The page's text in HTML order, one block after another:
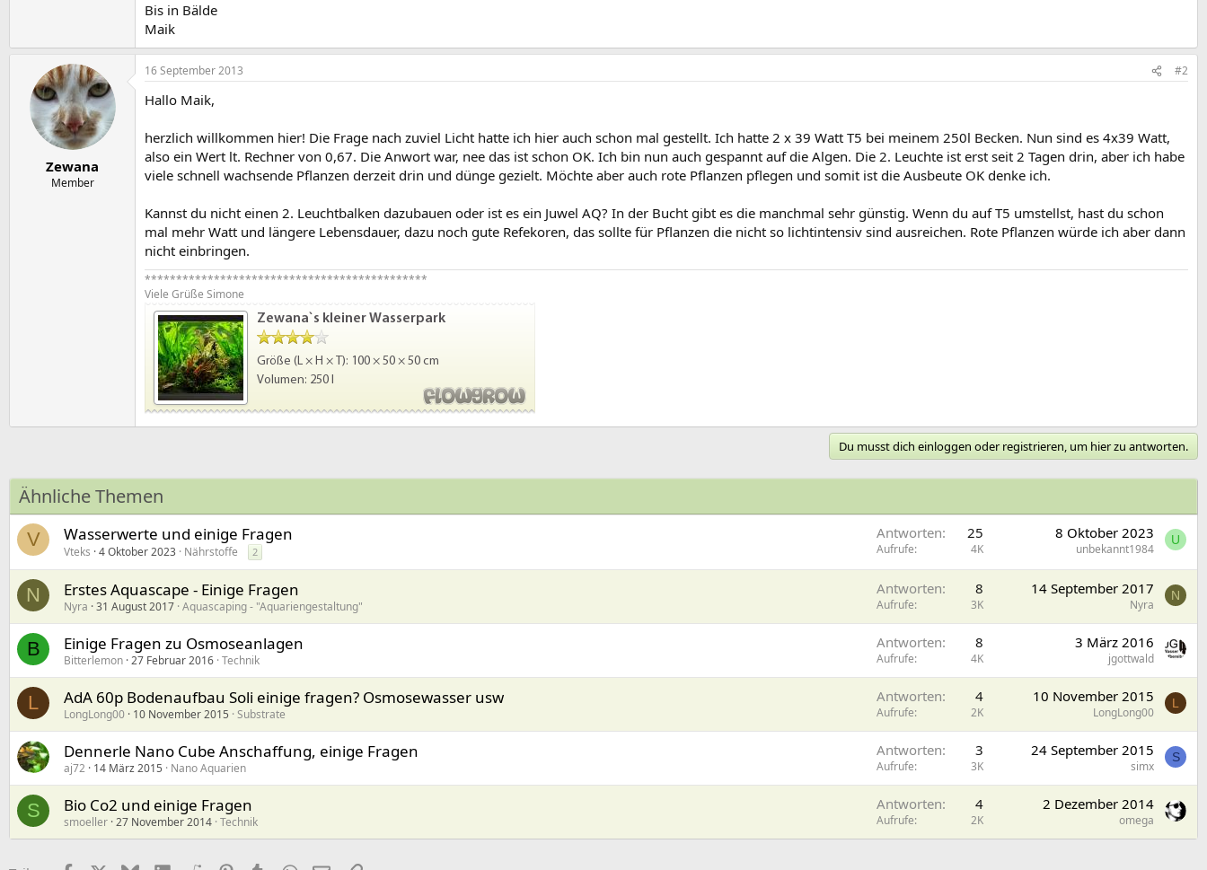
Bis in Bälde
Maik
Zewana
Member
16 September 2013 #2
Hallo Maik,
herzlich willkommen hier! Die Frage nach zuviel Licht hatte ich hier auch schon mal gestellt. Ich hatte 2 x 39 Watt T5 bei meinem 250l Becken. Nun sind es 4x39 Watt,
also ein Wert lt. Rechner von 0,67. Die Anwort war, nee das ist schon OK. Ich bin nun auch gespannt auf die Algen. Die 2. Leuchte ist erst seit 2 Tagen drin, aber ich habe
viele schnell wachsende Pflanzen derzeit drin und dünge gezielt. Möchte aber auch rote Pflanzen pflegen und somit ist die Ausbeute OK denke ich.
Kannst du nicht einen 2. Leuchtbalken dazubauen oder ist es ein Juwel AQ? In der Bucht gibt es die manchmal sehr günstig. Wenn du auf T5 umstellst, hast du schon
mal mehr Watt und längere Lebensdauer, dazu noch gute Refekoren, das sollte für Pflanzen die nicht so lichtintensiv sind ausreichen. Rote Pflanzen würde ich aber dann
nicht einbringen.
*********************************************
Viele Grüße Simone
Du musst dich einloggen oder registrieren, um hier zu antworten.
Ähnliche Themen
V Wasserwerte und einige Fragen
Vteks 4 Oktober 2023 Nährstoffe 2
Antworten 25
Aufrufe 4K
8 Oktober 2023
unbekannt1984
U
N Erstes Aquascape - Einige Fragen
Nyra 31 August 2017 Aquascaping - "Aquariengestaltung"
Antworten 8
Aufrufe 3K
14 September 2017
Nyra
N
B Einige Fragen zu Osmoseanlagen
Bitterlemon 27 Februar 2016 Technik
Antworten 8
Aufrufe 4K
3 März 2016
jgottwald
L AdA 60p Bodenaufbau Soli einige fragen? Osmosewasser usw
LongLong00 10 November 2015 Substrate
Antworten 4
Aufrufe 2K
10 November 2015
LongLong00
L
Dennerle Nano Cube Anschaffung, einige Fragen
aj72 14 März 2015 Nano Aquarien
Antworten 3
Aufrufe 3K
24 September 2015
simx
S
S Bio Co2 und einige Fragen
smoeller 27 November 2014 Technik
Antworten 4
Aufrufe 2K
2 Dezember 2014
omega